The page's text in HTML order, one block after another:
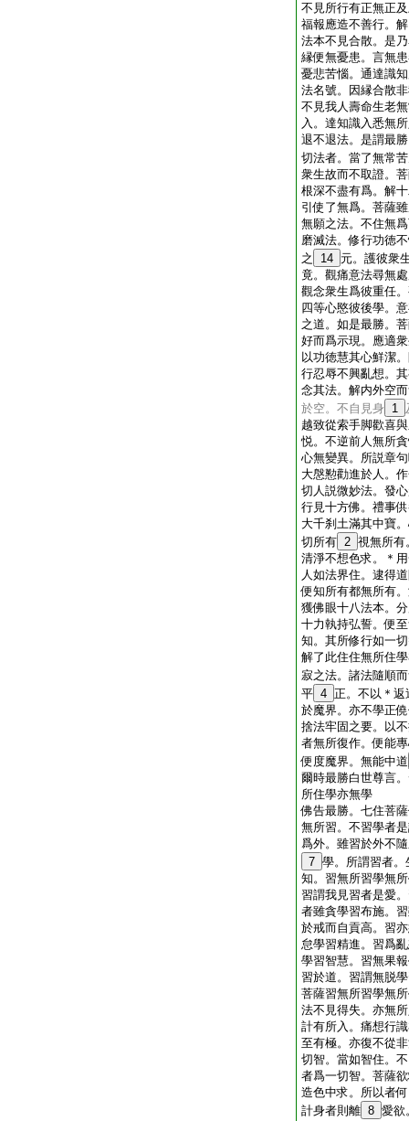
不見所行有正無正
福報應造不善行。
法本不見合散。是
縁便無憂患。言無
憂悲苦惱。通達識
法名號。因縁合散
不見我人壽命生老
入。達知識入悉無
退不退法。是謂最
切法者。當了無常
衆生故而不取證。
根深不盡有爲。解
引使了無爲。菩薩
無願之法。不住無
磨滅法。修行功徳
之
14 元。護彼衆
竟。觀痛意法尋無
觀念衆生爲彼重任
四等心愍彼後學。
之道。如是最勝。
好而爲示現。應適
以功徳慧其心鮮潔
行忍辱不興亂想。
念其法。解内外空
於空。不自見身
1
越致從索手脚歡喜
悦。不逆前人無所
心無變異。所説章
大慇懃勸進於人。
切人説微妙法。發
行見十方佛。禮事
大千刹土滿其中寶
切所有 2 視無所有
清淨不想色求。＊
人如法界住。逮得
便知所有都無所有
獲佛眼十八法本。
十力執持弘誓。便
知。其所修行如一
解了此住住無所住
寂之法。諸法隨順
平 4 正。不以＊返
於魔界。亦不學正
捨法牢固之要。以
者無所復作。便能
便度魔界。無能中道
爾時最勝白世尊言
所住學亦無學
佛告最勝。七住菩
無所習。不習學者
爲外。雖習於外不
7 學。所謂習者
知。習無所習學無
習謂我見習者是愛
者雖貪學習布施。
於戒而自貢高。習
怠學習精進。習爲
學習智慧。習無果
習於道。習謂無脱
菩薩習無所習學無
法不見得失。亦無
計有所入。痛想行
至有極。亦復不從
切智。當如智住。
者爲一切智。菩薩
造色中求。所以者
計身者則離 8 愛欲